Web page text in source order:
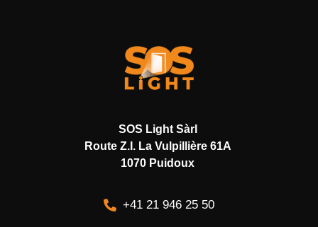
SOS Light Sàrl
Route Z.I. La Vulpillière 61A
1070 Puidoux
+41 21 946 25 50